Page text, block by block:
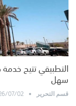
التطبيقي تتيح
سهل
قسم التحرير 07/02